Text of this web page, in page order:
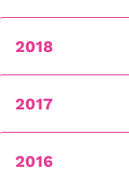
2018
2017
2016